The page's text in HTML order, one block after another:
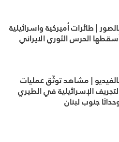
| طائرات أميركية واسرائيلية
الحرس الثوري الايراني
| مشاهد توثّق عمليات
الإسرائيلية في الطيري
جنوب لبنان